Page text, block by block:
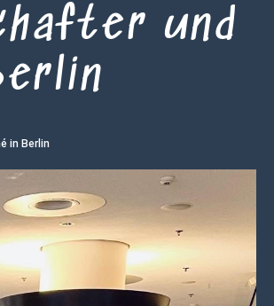
und
in Berlin